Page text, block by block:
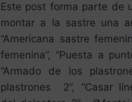
Este post forma parte de
montar a la sastre una
“Americana sastre
femenina”, “Puesta a
“Armado de los
plastrones 2”, “Casar